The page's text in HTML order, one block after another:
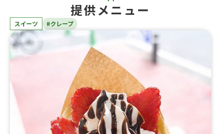
提供メニュー
スイーツ #クレープ